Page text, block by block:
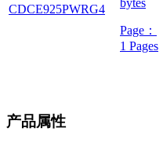
CDCE925PWRG4
bytes
Page：
1 Pages
产品属性